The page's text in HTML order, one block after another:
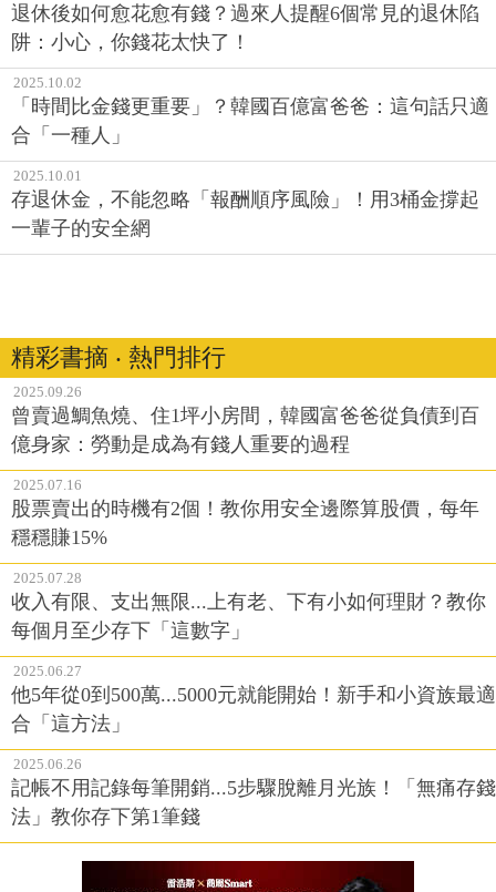
退休後如何愈花愈有錢？過來人提醒6個常見的退休陷
阱：小心，你錢花太快了！
2025.10.02
「時間比金錢更重要」？韓國百億富爸爸：這句話只適
合「一種人」
2025.10.01
存退休金，不能忽略「報酬順序風險」！用3桶金撐起
一輩子的安全網
精彩書摘 ‧ 熱門排行
2025.09.26
曾賣過鯛魚燒、住1坪小房間，韓國富爸爸從負債到百
億身家：勞動是成為有錢人重要的過程
2025.07.16
股票賣出的時機有2個！教你用安全邊際算股價，每年
穩穩賺15%
2025.07.28
收入有限、支出無限...上有老、下有小如何理財？教你
每個月至少存下「這數字」
2025.06.27
他5年從0到500萬...5000元就能開始！新手和小資族最適
合「這方法」
2025.06.26
記帳不用記錄每筆開銷...5步驟脫離月光族！「無痛存錢
法」教你存下第1筆錢